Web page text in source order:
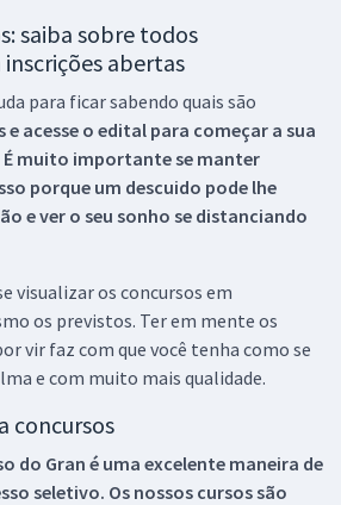
saiba sobre todos
abertas
para ficar sabendo quais são
acesse o edital para começar a sua
muito importante se manter
porque um descuido pode lhe
e ver o seu sonho se distanciando
visualizar os concursos em
os previstos. Ter em mente os
vir faz com que você tenha como se
e com muito mais qualidade.
concursos
do Gran é uma excelente maneira de
seletivo. Os nossos cursos são